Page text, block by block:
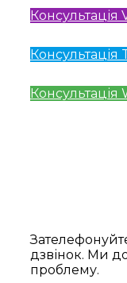
Консультація
Консультація
Консультація
дзвінок. Ми
проблему.